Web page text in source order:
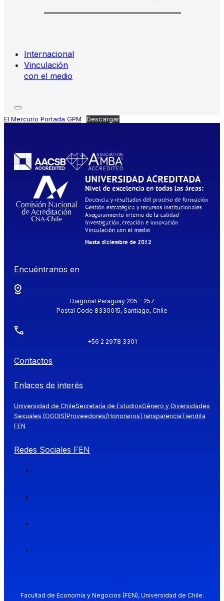
Internacional
Vinculación
con el medio
El Mercurio Portada GPM Descargar
Encuéntranos en
Diagonal Paraguay 205 - 257
Postal Code 8330015, Santiago, Chile
+56 2 2978 3301
Contactos
Enlaces de interés
Universidad de ChileSecretaría de EstudiosGénero y Diversidades
Sexuales (OGDIS)Proveedores/HonorariosTransparenciaTiendita
FEN
Redes Sociales FEN
Facultad de Economía y Negocios (FEN), Universidad de Chile.